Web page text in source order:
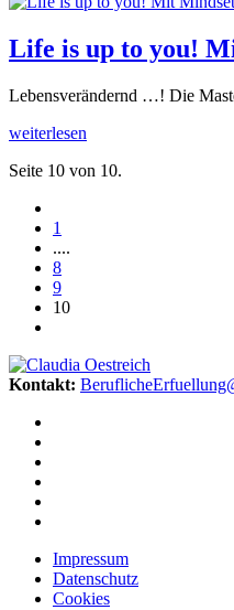
Life is up to you!
Lebensverändernd …! Die
weiterlesen
Seite 10 von 10.
1
....
8
9
10
Kontakt:
Impressum
Datenschutz
Cookies